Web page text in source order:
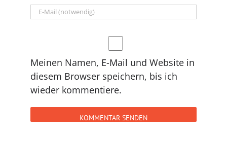
Meinen Namen, E-Mail und Website in
diesem Browser speichern, bis ich
wieder kommentiere.